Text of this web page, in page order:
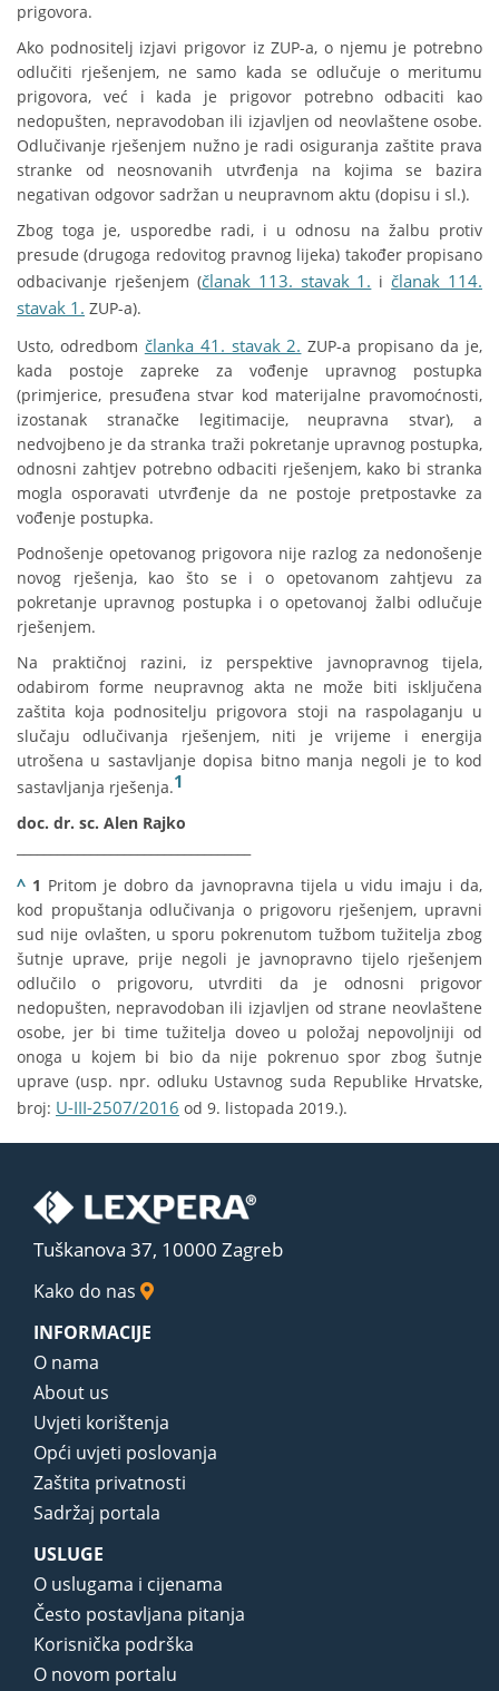
prigovora.
Ako podnositelj izjavi prigovor iz ZUP-a, o njemu je potrebno
odlučiti rješenjem, ne samo kada se odlučuje o meritumu
prigovora, već i kada je prigovor potrebno odbaciti kao
nedopušten, nepravodoban ili izjavljen od neovlaštene osobe.
Odlučivanje rješenjem nužno je radi osiguranja zaštite prava
stranke od neosnovanih utvrđenja na kojima se bazira
negativan odgovor sadržan u neupravnom aktu (dopisu i sl.).
Zbog toga je, usporedbe radi, i u odnosu na žalbu protiv
presude (drugoga redovitog pravnog lijeka) također propisano
odbacivanje rješenjem (članak 113. stavak 1. i članak 114.
stavak 1. ZUP-a).
Usto, odredbom članka 41. stavak 2. ZUP-a propisano da je,
kada postoje zapreke za vođenje upravnog postupka
(primjerice, presuđena stvar kod materijalne pravomoćnosti,
izostanak stranačke legitimacije, neupravna stvar), a
nedvojbeno je da stranka traži pokretanje upravnog postupka,
odnosni zahtjev potrebno odbaciti rješenjem, kako bi stranka
mogla osporavati utvrđenje da ne postoje pretpostavke za
vođenje postupka.
Podnošenje opetovanog prigovora nije razlog za nedonošenje
novog rješenja, kao što se i o opetovanom zahtjevu za
pokretanje upravnog postupka i o opetovanoj žalbi odlučuje
rješenjem.
Na praktičnoj razini, iz perspektive javnopravnog tijela,
odabirom forme neupravnog akta ne može biti isključena
zaštita koja podnositelju prigovora stoji na raspolaganju u
slučaju odlučivanja rješenjem, niti je vrijeme i energija
utrošena u sastavljanje dopisa bitno manja negoli je to kod
sastavljanja rješenja.1
doc. dr. sc. Alen Rajko
^ 1 Pritom je dobro da javnopravna tijela u vidu imaju i da,
kod propuštanja odlučivanja o prigovoru rješenjem, upravni
sud nije ovlašten, u sporu pokrenutom tužbom tužitelja zbog
šutnje uprave, prije negoli je javnopravno tijelo rješenjem
odlučilo o prigovoru, utvrditi da je odnosni prigovor
nedopušten, nepravodoban ili izjavljen od strane neovlaštene
osobe, jer bi time tužitelja doveo u položaj nepovoljniji od
onoga u kojem bi bio da nije pokrenuo spor zbog šutnje
uprave (usp. npr. odluku Ustavnog suda Republike Hrvatske,
broj: U-III-2507/2016 od 9. listopada 2019.).
Tuškanova 37, 10000 Zagreb
Kako do nas
INFORMACIJE
O nama
About us
Uvjeti korištenja
Opći uvjeti poslovanja
Zaštita privatnosti
Sadržaj portala
USLUGE
O uslugama i cijenama
Često postavljana pitanja
Korisnička podrška
O novom portalu